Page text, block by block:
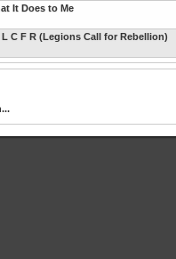
It Does to Me
C F R (Legions Call for Rebellion)